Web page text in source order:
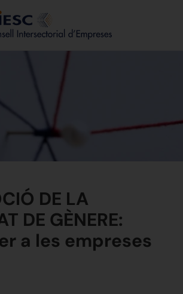
DE LA
DE GÈNERE:
a les empreses